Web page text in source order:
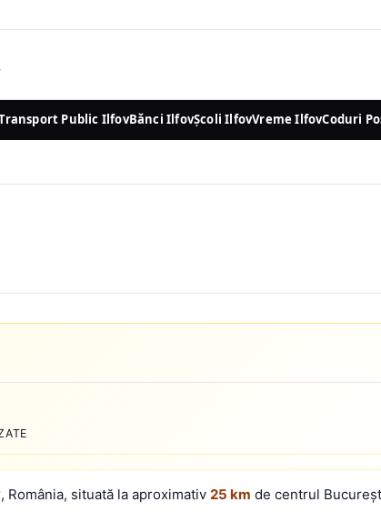
Public IlfovBănci IlfovȘcoli IlfovVreme IlfovCoduri
, România, situată la aproximativ 25 km de centrul